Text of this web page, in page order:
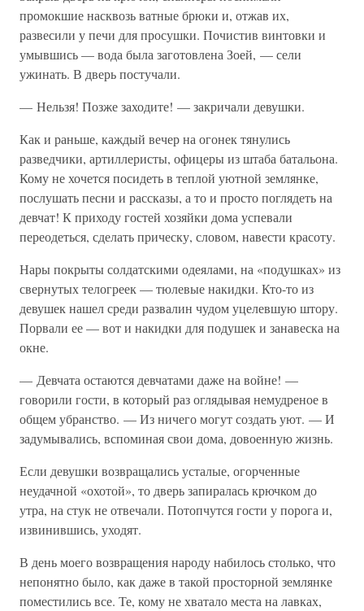
промокшие насквозь ватные брюки и, отжав их,
развесили у печи для просушки. Почистив винтовки и
умывшись — вода была заготовлена Зоей, — сели
ужинать. В дверь постучали.
— Нельзя! Позже заходите! — закричали девушки.
Как и раньше, каждый вечер на огонек тянулись
разведчики, артиллеристы, офицеры из штаба батальона.
Кому не хочется посидеть в теплой уютной землянке,
послушать песни и рассказы, а то и просто поглядеть на
девчат! К приходу гостей хозяйки дома успевали
переодеться, сделать прическу, словом, навести красоту.
Нары покрыты солдатскими одеялами, на «подушках» из
свернутых телогреек — тюлевые накидки. Кто-то из
девушек нашел среди развалин чудом уцелевшую штору.
Порвали ее — вот и накидки для подушек и занавеска на
окне.
— Девчата остаются девчатами даже на войне! —
говорили гости, в который раз оглядывая немудреное в
общем убранство. — Из ничего могут создать уют. — И
задумывались, вспоминая свои дома, довоенную жизнь.
Если девушки возвращались усталые, огорченные
неудачной «охотой», то дверь запиралась крючком до
утра, на стук не отвечали. Потопчутся гости у порога и,
извинившись, уходят.
В день моего возвращения народу набилось столько, что
непонятно было, как даже в такой просторной землянке
поместились все. Те, кому не хватало места на лавках,